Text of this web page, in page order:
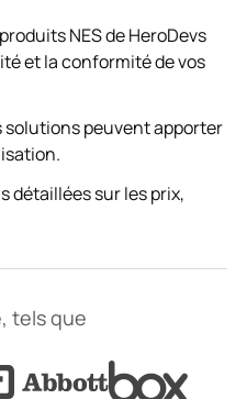
NES de HeroDevs
et la conformité de vos
peuvent apporter
détaillées sur les prix,
tels que